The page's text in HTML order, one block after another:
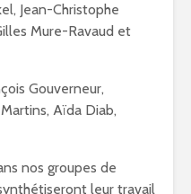
Jean-Christophe
Mure-Ravaud et
Gouverneur,
Aïda Diab,
nos groupes de
leur travail